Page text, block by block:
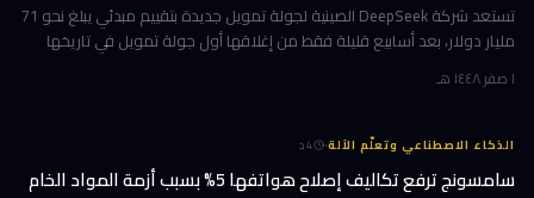
تستعد شركة DeepSeek الصينية لجولة تمويل جديدة بتقييم مبدئي يبلغ نحو 71
مليار دولار، بعد أسابيع قليلة فقط من إغلاقها أول جولة تمويل في تاريخها
١ صفر ١٤٤٨ هـ
الذكاء الاصطناعي وتعلّم الآلة·
4د
سامسونج ترفع تكاليف إصلاح هواتفها 5% بسبب أزمة المواد الخام